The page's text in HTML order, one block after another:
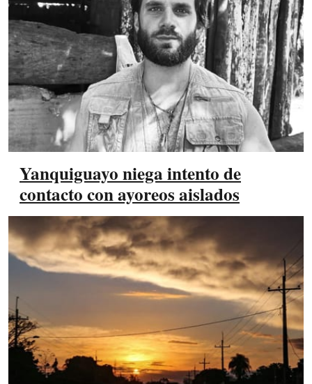
Yanquiguayo niega intento de
contacto con ayoreos aislados